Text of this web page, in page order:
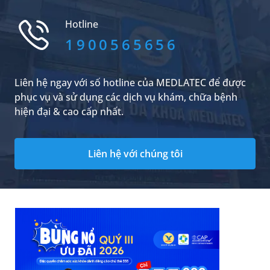
nhân và chủ động phòng ngừa sẽ góp phần
giảm nguy cơ xảy ra những biến chứng nguy
hiểm trong thai kỳ.
Hotline
1900565656
Liên hệ ngay với số hotline của MEDLATEC để được
phục vụ và sử dụng các dịch vụ khám, chữa bệnh
hiện đại & cao cấp nhất.
Liên hệ với chúng tôi